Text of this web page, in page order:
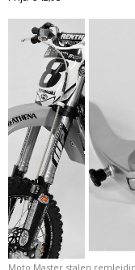
Moto Master stalen